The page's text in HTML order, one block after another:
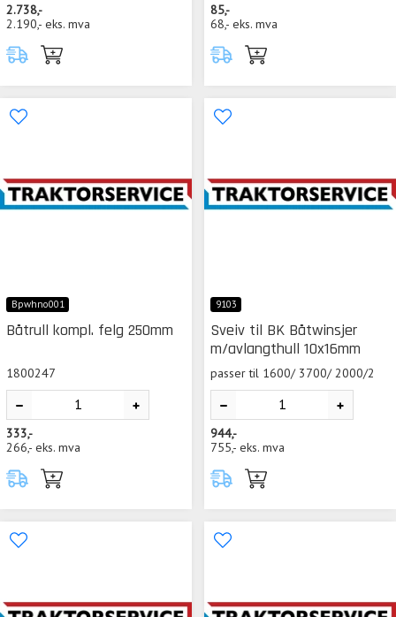
2.738,-
2.190,- eks. mva
85,-
68,- eks. mva
Bpwhno001
Båtrull kompl. felg 250mm
1800247
333,-
266,- eks. mva
9103
Sveiv til BK Båtwinsjer
m/avlangthull 10x16mm
passer til 1600/ 3700/ 2000/2
944,-
755,- eks. mva